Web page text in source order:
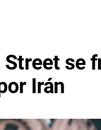
se
Irán